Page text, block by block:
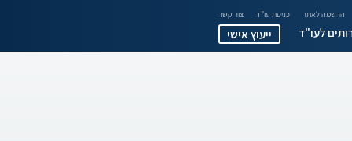
הרשמה לאתר כניסת עו"ד צור קשר
לעו"ד ייעוץ אישי